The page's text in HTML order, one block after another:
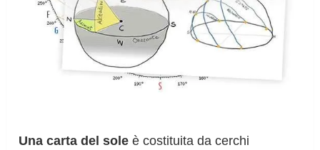
Una carta del sole è costituita da cerchi